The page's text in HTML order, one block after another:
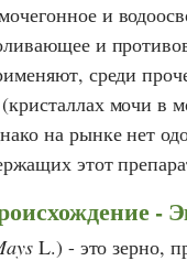
и
и
среди
мочи в
на рынке нет
этот
-
L.) - это зерно,